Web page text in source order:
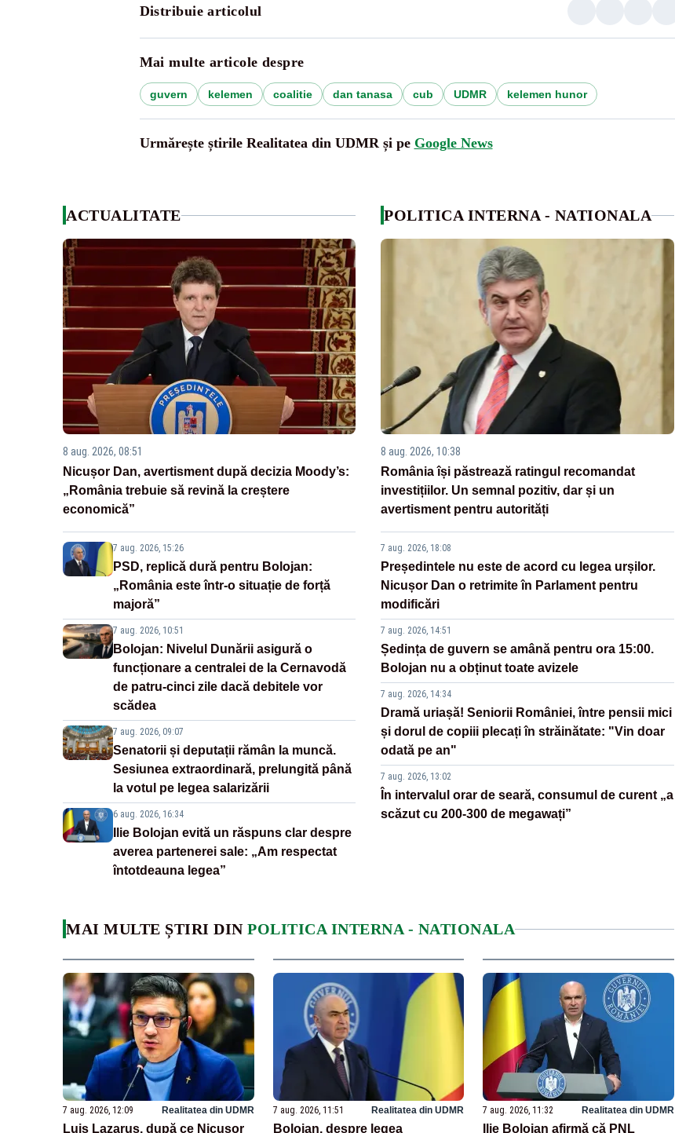
Distribuie articolul
Mai multe articole despre
guvern kelemen coalitie dan tanasa cub UDMR kelemen hunor
Urmărește știrile Realitatea din UDMR și pe Google News
ACTUALITATE
8 aug. 2026, 08:51
Nicușor Dan, avertisment după decizia Moody’s:
„România trebuie să revină la creștere
economică”
7 aug. 2026, 15:26
PSD, replică dură pentru Bolojan:
„România este într-o situație de forță
majoră”
7 aug. 2026, 10:51
Bolojan: Nivelul Dunării asigură o
funcționare a centralei de la Cernavodă
de patru-cinci zile dacă debitele vor
scădea
7 aug. 2026, 09:07
Senatorii și deputații rămân la muncă.
Sesiunea extraordinară, prelungită până
la votul pe legea salarizării
6 aug. 2026, 16:34
Ilie Bolojan evită un răspuns clar despre
averea partenerei sale: „Am respectat
întotdeauna legea”
POLITICA INTERNA - NATIONALA
8 aug. 2026, 10:38
România își păstrează ratingul recomandat
investițiilor. Un semnal pozitiv, dar și un
avertisment pentru autorități
7 aug. 2026, 18:08
Președintele nu este de acord cu legea urșilor.
Nicușor Dan o retrimite în Parlament pentru
modificări
7 aug. 2026, 14:51
Ședința de guvern se amână pentru ora 15:00.
Bolojan nu a obținut toate avizele
7 aug. 2026, 14:34
Dramă uriașă! Seniorii României, între pensii mici
și dorul de copiii plecați în străinătate: "Vin doar
odată pe an"
7 aug. 2026, 13:02
În intervalul orar de seară, consumul de curent „a
scăzut cu 200-300 de megawați”
MAI MULTE ȘTIRI DIN POLITICA INTERNA - NATIONALA
7 aug. 2026, 12:09 Realitatea din UDMR
Luis Lazarus, după ce Nicușor
7 aug. 2026, 11:51 Realitatea din UDMR
Bolojan, despre legea
7 aug. 2026, 11:32 Realitatea din UDMR
Ilie Bolojan afirmă că PNL